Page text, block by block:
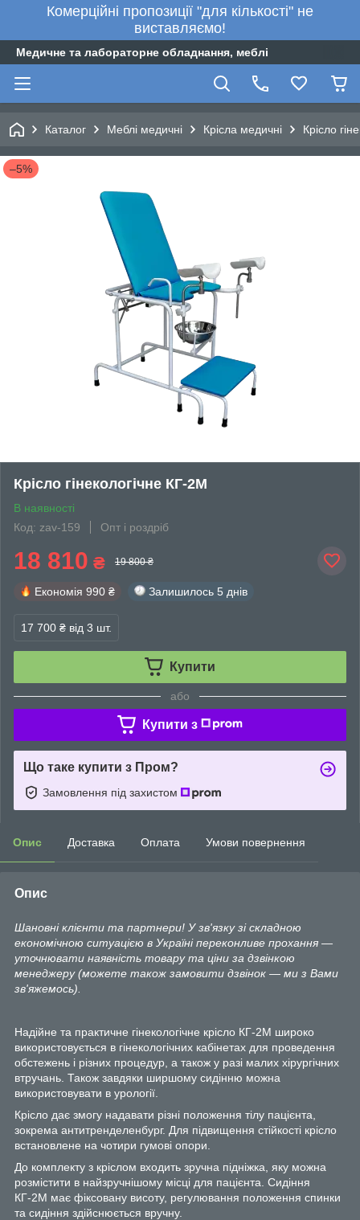
Комерційні пропозиції "для кількості" не
виставляємо!
Медичне та лабораторне обладнання, меблі
Каталог Меблі медичні Крісла медичні Крісло
–5%
Крісло гінекологічне КГ-2М
В наявності
Код: zav-159
Опт і роздріб
18 810 ₴ 19 800 ₴
Економія 990 ₴ Залишилось 5 днів
17 700 ₴ від 3 шт.
Купити
або
Купити з
Що таке купити з Пром?
Замовлення під захистом
Опис Доставка Оплата Умови повернення
Опис
Шановні клієнти та партнери! У зв'язку зі складною
економічною ситуацією в Україні переконливе прохання —
уточнювати наявність товару та ціни за дзвінкою
менеджеру (можете також замовити дзвінок — ми з Вами
зв'яжемось).
Надійне та практичне гінекологічне крісло КГ-2М широко
використовується в гінекологічних кабінетах для проведення
обстежень і різних процедур, а також у разі малих хірургічних
втручань. Також завдяки ширшому сидінню можна
використовувати в урології.
Крісло дає змогу надавати різні положення тілу пацієнта,
зокрема антитренделенбург. Для підвищення стійкості крісло
встановлене на чотири гумові опори.
До комплекту з кріслом входить зручна підніжка, яку можна
розмістити в найзручнішому місці для пацієнта. Сидіння
КГ-2М має фіксовану висоту, регулювання положення спинки
та сидіння здійснюється вручну.